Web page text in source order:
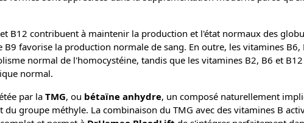
B12 contribuent à maintenir la production et l'état normaux des
B9 favorise la production normale de sang. En outre, les vitamines B6,
normal de l'homocystéine, tandis que les vitamines B2, B6 et
normal.
par la TMG, ou bétaïne anhydre, un composé naturellement
du groupe méthyle. La combinaison du TMG avec des vitamines B